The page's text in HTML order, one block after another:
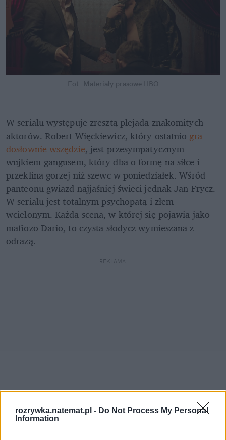
rozrywka.natemat.pl - Do Not Process My Personal
Information
Fot. Materiały prasowe HBO
W serialu występuje zresztą plejada znakomitych
aktorów. Robert Więckiewicz, który ostatnio gra
dosłownie wszędzie, jest przesympatycznym
wujkiem-gangusem, który dba o formę na siłce i
przeklina gorzej niż szewc w poniedziałek. Wśród
panteonu gwiazd najjaśniej świeci jednak Jan Frycz.
W serialu jest totalnym psychopatą i złem
wcielonym. Każda scena, w której się pojawia jako
mafiozo Dario, to czysta słodycz wymieszana z
odrazą.
REKLAMA